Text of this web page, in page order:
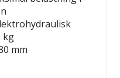
kg
mm